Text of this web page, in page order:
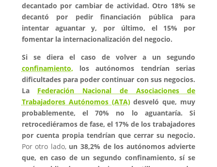
decantado por cambiar de actividad. Otro 18% se
decantó por pedir financiación pública para
intentar aguantar y, por último, el 15% por
fomentar la internacionalización del negocio.
Si se diera el caso de volver a un segundo
confinamiento, los autónomos tendrían serias
dificultades para poder continuar con sus negocios.
La Federación Nacional de Asociaciones de
Trabajadores Autónomos (ATA) desveló que, muy
probablemente,
el 70% no lo aguantaría.
Si
retrocediéramos de fase, el 17% de los trabajadores
por cuenta propia tendrían que cerrar su negocio.
Por otro lado, un 38,2% de los autónomos advierte
que, en caso de un segundo confinamiento, sí se